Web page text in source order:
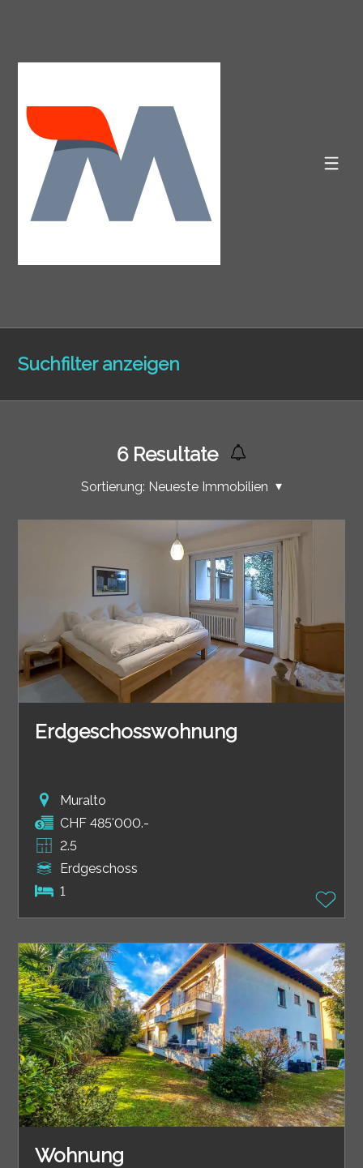
Suchfilter anzeigen
6Resultate
Sortierung: Neueste Immobilien
Erdgeschosswohnung
Muralto
CHF 485'000.-
2.5
Erdgeschoss
1
Wohnung